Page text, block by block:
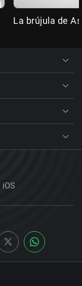
La brújula de
iOS